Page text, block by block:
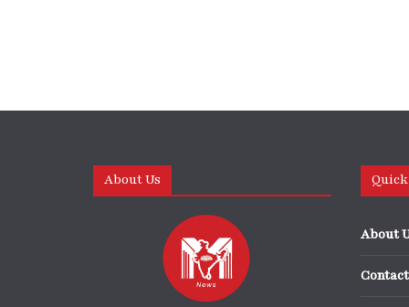
About Us
About